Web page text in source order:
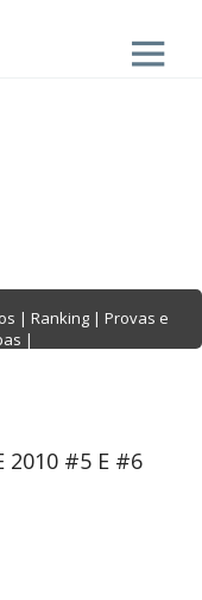
| Ranking | Provas e
|
2010 #5 E #6